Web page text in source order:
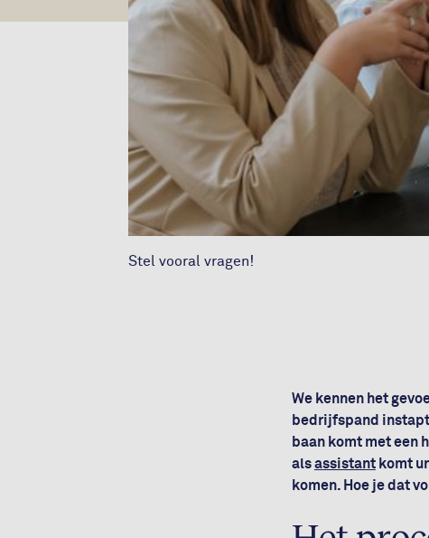
Stel vooral vragen!
We kennen het
bedrijfspand
baan komt met een
alsassistantkomt
komen. Hoe je dat